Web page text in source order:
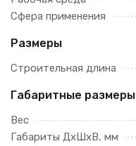
Сфера применения
Размеры
Строительная длина
Габаритные размеры
Вес
Габариты ДхШхВ, мм